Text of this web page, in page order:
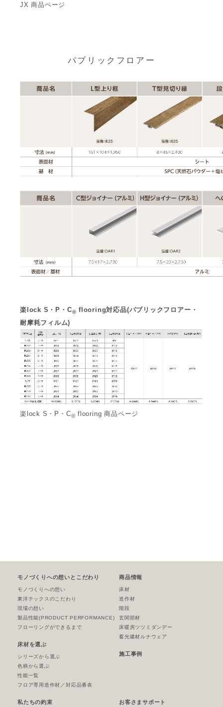
JX 商品ページ
パブリックフロアー
楽lock S・P・C® flooring対応品(パブリックフロアー・
耐摩耗フィルム)
楽lock S・P・C® flooring 商品ページ
モノづくりへの想いとこだわり
モノづくりへの想い
東洋テックスのこだわり
現場の想い
製品性能(PRODUCT PERFORMANCE)
フローリングができるまで
床材を選ぶ
シリーズから選ぶ
色柄から選ぶ
性能一覧
フロア専用造作材／対応品番表
商品情報
床材
造作材
階段
玄関部材
床暖房ツツミダンデー
蓄光建材ルナウェア
施工事例
私たちの約束 お客さまサポート